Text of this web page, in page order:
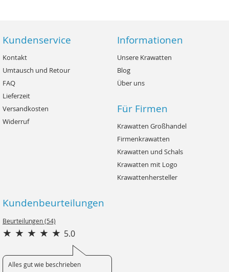
Kundenservice
Kontakt
Umtausch und Retour
FAQ
Lieferzeit
Versandkosten
Widerruf
Informationen
Unsere Krawatten
Blog
Über uns
Für Firmen
Krawatten Großhandel
Firmenkrawatten
Krawatten und Schals
Krawatten mit Logo
Krawattenhersteller
Kundenbeurteilungen
Beurteilungen (54)
5.0
Alles gut wie beschrieben